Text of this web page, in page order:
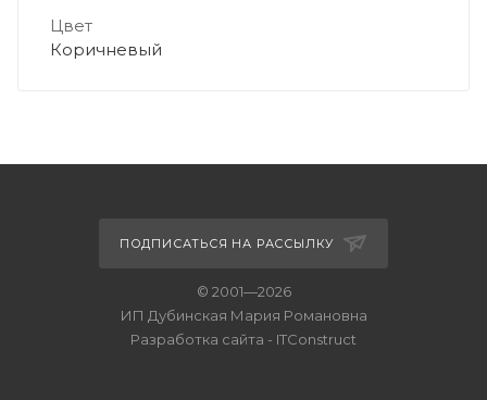
Цвет
Коричневый
ПОДПИСАТЬСЯ НА РАССЫЛКУ
© 2001—2026
ИП Дубинская Мария Романовна
Разработка сайта - ITConstruct